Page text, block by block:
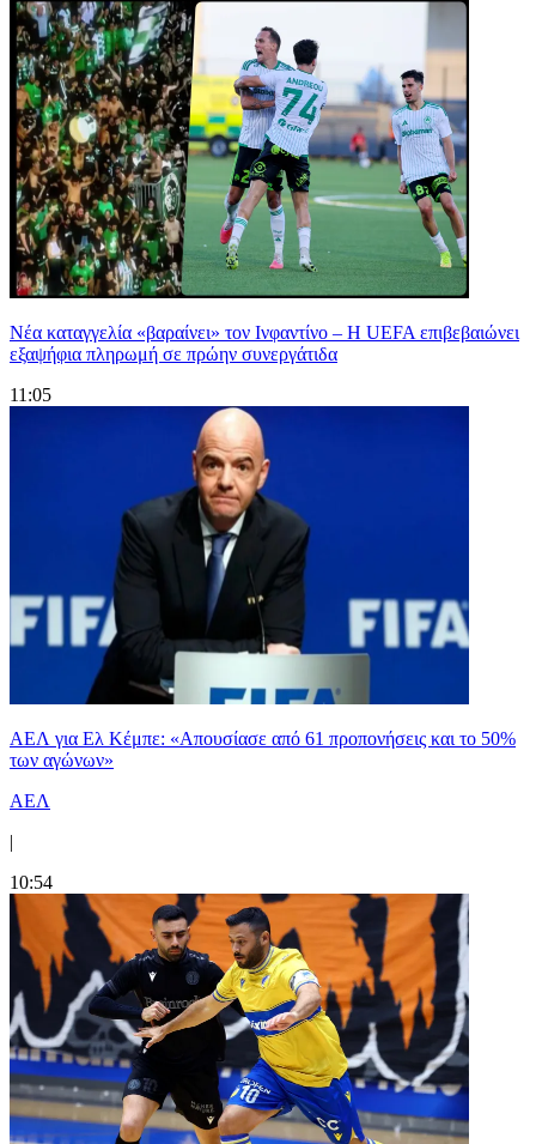
Νέα καταγγελία «βαραίνει» τον Ινφαντίνο – Η UEFA επιβεβαιώνει
εξαψήφια πληρωμή σε πρώην συνεργάτιδα
11:05
ΑΕΛ για Ελ Κέμπε: «Απουσίασε από 61 προπονήσεις και το 50%
των αγώνων»
ΑΕΛ
|
10:54